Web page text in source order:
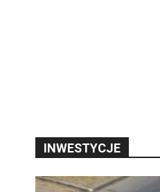
INWESTYCJE